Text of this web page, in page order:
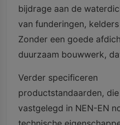
bijdrage aan de
van funderingen,
Zonder een goede
duurzaam bouwwerk,
Verder specificeren
productstandaarden,
vastgelegd in NEN-EN